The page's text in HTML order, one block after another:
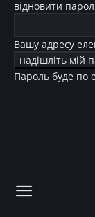
відновити
Вашу адресу
Пароль буде по